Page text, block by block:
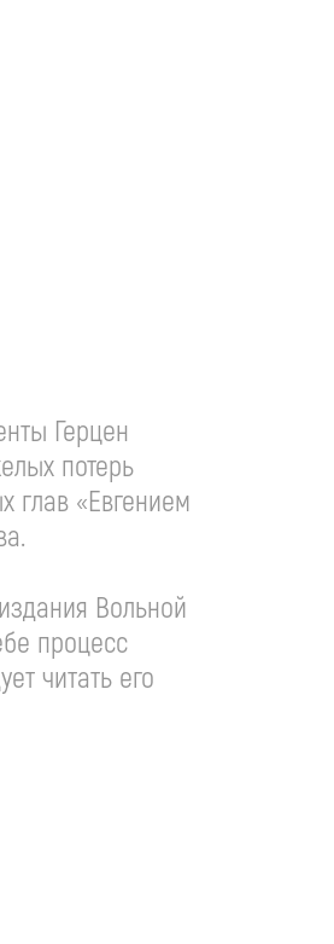
Герцен
потерь
глав «Евгением
Вольной
процесс
читать его